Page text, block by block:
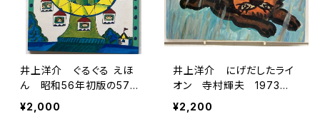
井上洋介 ぐるぐる えほ
ん 昭和56年初版の57年
２刷 フレーベル館
¥2,000
井上洋介 にげだしたライ
オン 寺村輝夫 1973
年 世界文化社
¥2,200